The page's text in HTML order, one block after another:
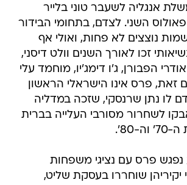
אנגליה לשעבר טוני בלייר
פאולוס השני. לצדם, בתחומי הבידור
נוצצים לא פחות, ואולי אף
זכו לאורך השנים וולט דיסני,
אודרי הפבורן, ג'ו דימג'יו, מוחמד עלי
זאת, פרס אינו הישראלי הראשון
לו נתן שרנסקי, שזכה במדליה
מאבקו לשחרור מסורבי העלייה בברית
80'.
פרס עם נציגי משפחות
יקיריהן שוחררו בעסקת שליט,